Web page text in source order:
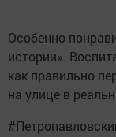
Особенно
истории».
как правильно
на улице в